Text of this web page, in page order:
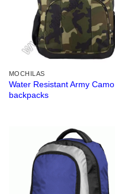
MOCHILAS
Water Resistant Army Camo
backpacks